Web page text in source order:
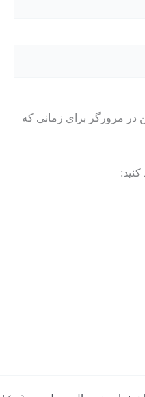
در مرورگر برای زمانی که